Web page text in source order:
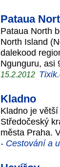
Pataua
Pataua North
North Island
dalekood
Ngunguru, asi
15.2.2012
Kladno
Kladno je
Středočeský
města Praha.
- Cestování a